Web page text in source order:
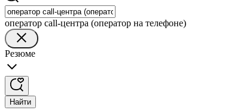
оператор call-центра (оператор на телефоне)
Резюме
Найти